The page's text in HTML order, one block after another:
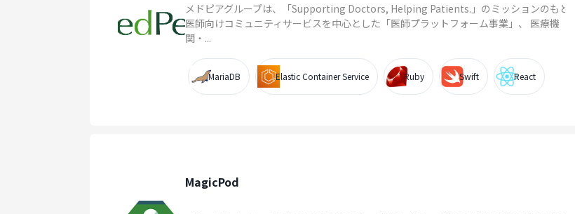
メドピアグループは、「Supporting Doctors, Helping Patients.」のミッションのもと、
医師向けコミュニティサービスを中心とした「医師プラットフォーム事業」、 医療機
関・...
MariaDB Elastic Container Service Ruby Swift React
MagicPod